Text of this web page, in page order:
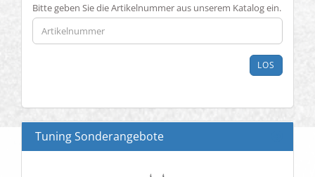
BITTE
GEBEN
SIE
DIE
EIN.
Bitte geben Sie die Artikelnummer aus unserem Katalog ein.
LOS
Tuning Sonderangebote